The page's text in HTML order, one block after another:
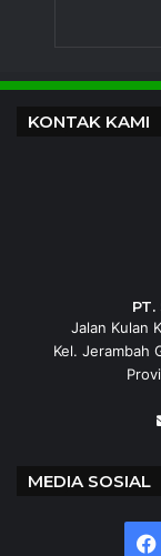
KONTAK KAMI
PT.
Jalan Kulan
Kel. Jerambah
MEDIA SOSIAL